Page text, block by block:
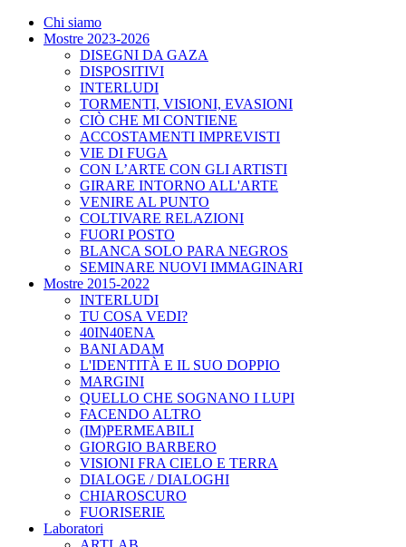
Chi siamo
Mostre 2023-2026
DISEGNI DA GAZA
DISPOSITIVI
INTERLUDI
TORMENTI, VISIONI, EVASIONI
CIÒ CHE MI CONTIENE
ACCOSTAMENTI IMPREVISTI
VIE DI FUGA
CON L’ARTE CON GLI ARTISTI
GIRARE INTORNO ALL'ARTE
VENIRE AL PUNTO
COLTIVARE RELAZIONI
FUORI POSTO
BLANCA SOLO PARA NEGROS
SEMINARE NUOVI IMMAGINARI
Mostre 2015-2022
INTERLUDI
TU COSA VEDI?
40IN40ENA
BANI ADAM
L'IDENTITÀ E IL SUO DOPPIO
MARGINI
QUELLO CHE SOGNANO I LUPI
FACENDO ALTRO
(IM)PERMEABILI
GIORGIO BARBERO
VISIONI FRA CIELO E TERRA
DIALOGE / DIALOGHI
CHIAROSCURO
FUORISERIE
Laboratori